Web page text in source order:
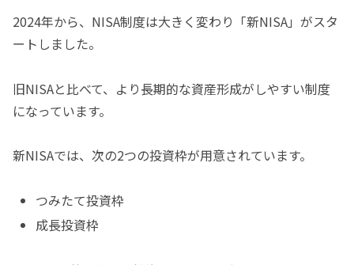
2024年から、NISA制度は大きく変わり「新NISA」がスタ
ートしました。
旧NISAと比べて、より長期的な資産形成がしやすい制度
になっています。
新NISAでは、次の2つの投資枠が用意されています。
つみたて投資枠
成長投資枠